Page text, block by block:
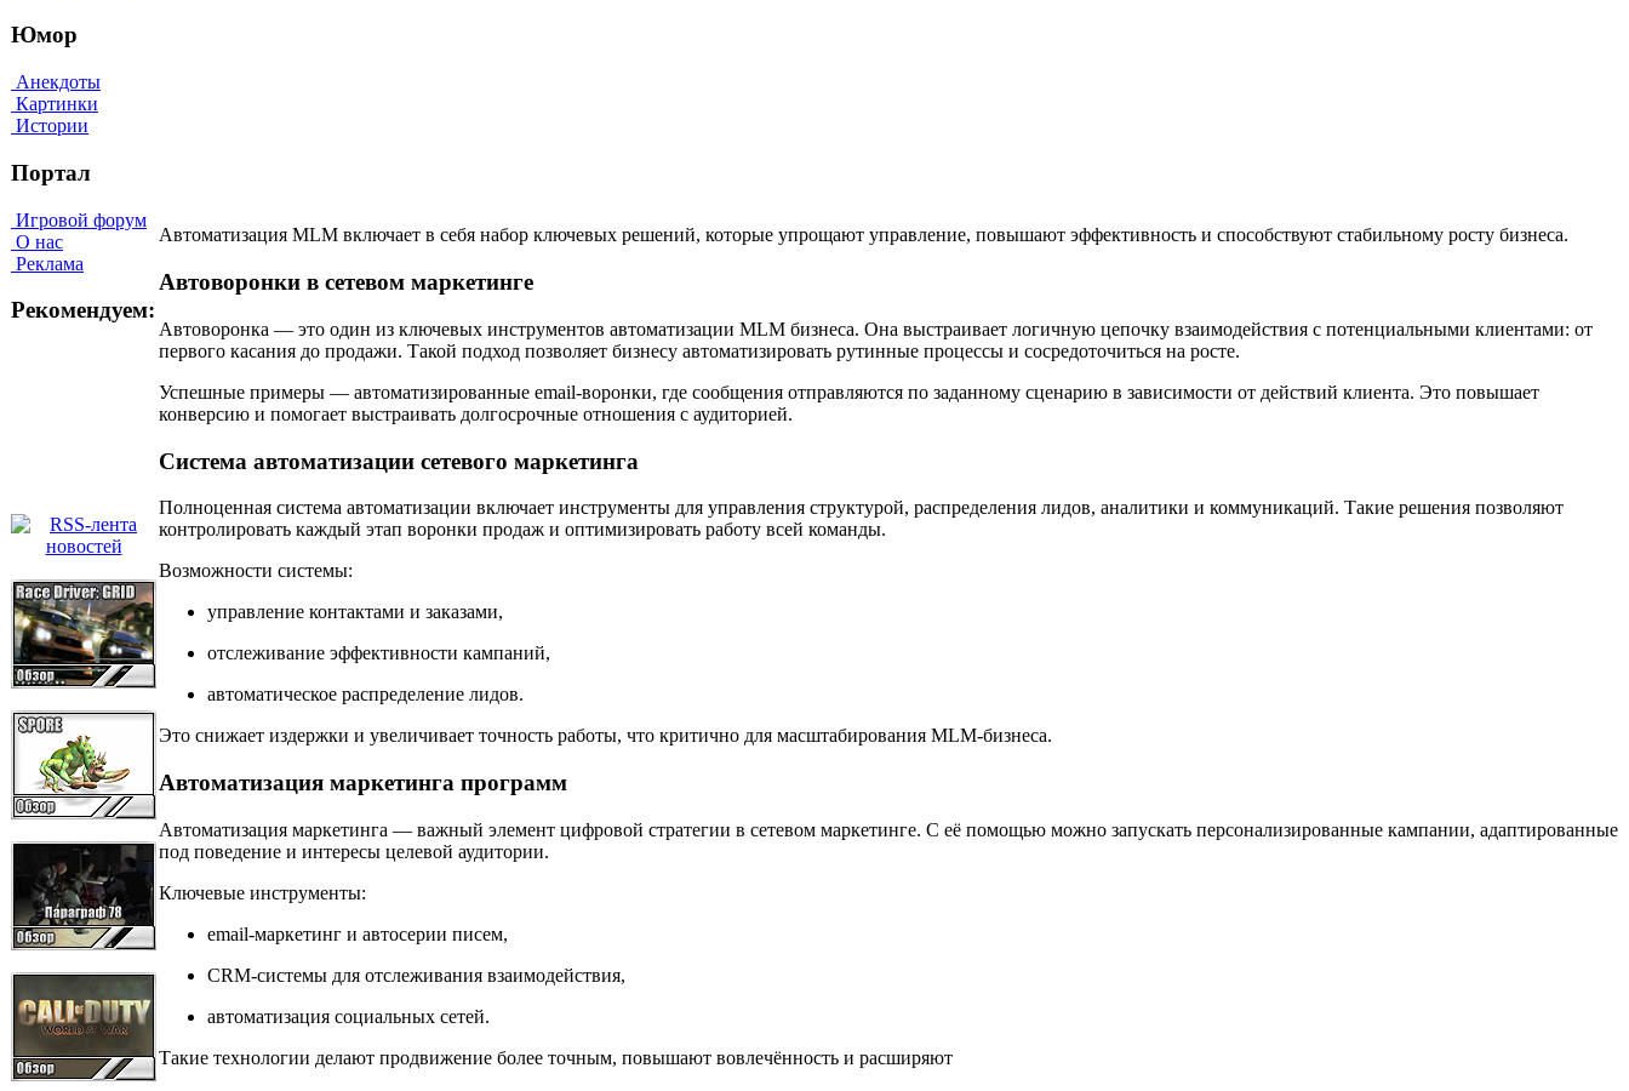
Юмор
Анекдоты
Картинки
Истории
Портал
Игровой форум
О нас
Реклама
Рекомендуем:
Автоматизация MLM включает в себя набор ключевых решений, которые упрощают управление, повышают эффективность и способствуют стабильному росту бизнеса.
Автоворонки в сетевом маркетинге
Автоворонка — это один из ключевых инструментов автоматизации MLM бизнеса. Она выстраивает логичную цепочку взаимодействия с потенциальными клиентами: от
первого касания до продажи. Такой подход позволяет бизнесу автоматизировать рутинные процессы и сосредоточиться на росте.
Успешные примеры — автоматизированные email-воронки, где сообщения отправляются по заданному сценарию в зависимости от действий клиента. Это повышает
конверсию и помогает выстраивать долгосрочные отношения с аудиторией.
Система автоматизации сетевого маркетинга
Полноценная система автоматизации включает инструменты для управления структурой, распределения лидов, аналитики и коммуникаций. Такие решения позволяют
контролировать каждый этап воронки продаж и оптимизировать работу всей команды.
Возможности системы:
управление контактами и заказами,
отслеживание эффективности кампаний,
автоматическое распределение лидов.
Это снижает издержки и увеличивает точность работы, что критично для масштабирования MLM-бизнеса.
Автоматизация маркетинга программ
Автоматизация маркетинга — важный элемент цифровой стратегии в сетевом маркетинге. С её помощью можно запускать персонализированные кампании, адаптированные
под поведение и интересы целевой аудитории.
Ключевые инструменты:
email-маркетинг и автосерии писем,
CRM-системы для отслеживания взаимодействия,
автоматизация социальных сетей.
Такие технологии делают продвижение более точным, повышают вовлечённость и расширяют